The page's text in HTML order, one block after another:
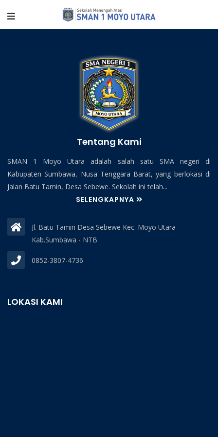
Tentang Kami
SMAN 1 Moyo Utara adalah salah satu SMA negeri di
Kabupaten Sumbawa, Nusa Tenggara Barat, yang berlokasi di
Jalan Batu Tamin, Desa Sebewe. Sekolah ini telah...
SELENGKAPNYA
Jl. Batu Tamin Desa Sebewe Kec. Moyo Utara
Kab.Sumbawa - NTB
0852-3807-4736
LOKASI KAMI